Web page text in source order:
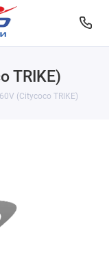
TRIKE)
(Citycoco TRIKE)